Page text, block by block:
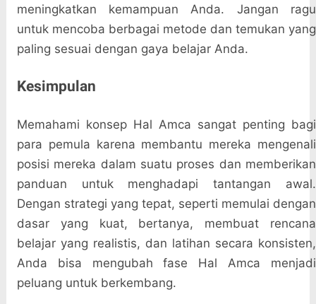
meningkatkan kemampuan Anda. Jangan ragu
untuk mencoba berbagai metode dan temukan yang
paling sesuai dengan gaya belajar Anda.
Kesimpulan
Memahami konsep Hal Amca sangat penting bagi
para pemula karena membantu mereka mengenali
posisi mereka dalam suatu proses dan memberikan
panduan untuk menghadapi tantangan awal.
Dengan strategi yang tepat, seperti memulai dengan
dasar yang kuat, bertanya, membuat rencana
belajar yang realistis, dan latihan secara konsisten,
Anda bisa mengubah fase Hal Amca menjadi
peluang untuk berkembang.